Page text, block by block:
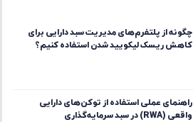
چگونه از پلتفرم‌های مدیریت سبد دارایی برای
کاهش ریسک لیکویید شدن استفاده کنیم؟
راهنمای عملی استفاده از توکن‌های دارایی
واقعی (RWA) در سبد سرمایه‌گذاری